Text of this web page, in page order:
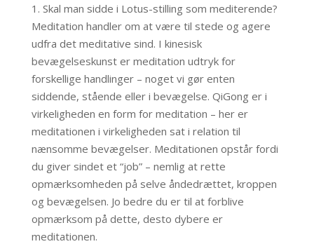
1. Skal man sidde i Lotus-stilling som mediterende?
Meditation handler om at være til stede og agere
udfra det meditative sind. I kinesisk
bevægelseskunst er meditation udtryk for
forskellige handlinger – noget vi gør enten
siddende, stående eller i bevægelse. QiGong er i
virkeligheden en form for meditation – her er
meditationen i virkeligheden sat i relation til
nænsomme bevægelser. Meditationen opstår fordi
du giver sindet et “job” – nemlig at rette
opmærksomheden på selve åndedrættet, kroppen
og bevægelsen. Jo bedre du er til at forblive
opmærksom på dette, desto dybere er
meditationen.